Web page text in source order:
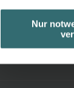
unserer Website
basierend auf
Nur